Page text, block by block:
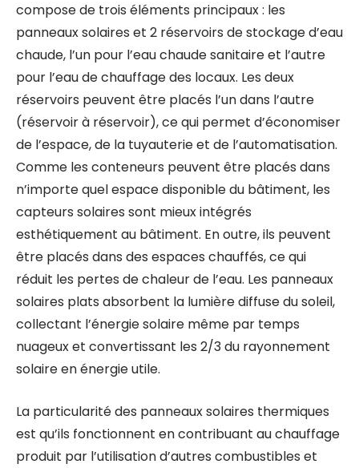
compose de trois éléments principaux : les
panneaux solaires et 2 réservoirs de stockage d’eau
chaude, l’un pour l’eau chaude sanitaire et l’autre
pour l’eau de chauffage des locaux. Les deux
réservoirs peuvent être placés l’un dans l’autre
(réservoir à réservoir), ce qui permet d’économiser
de l’espace, de la tuyauterie et de l’automatisation.
Comme les conteneurs peuvent être placés dans
n’importe quel espace disponible du bâtiment, les
capteurs solaires sont mieux intégrés
esthétiquement au bâtiment. En outre, ils peuvent
être placés dans des espaces chauffés, ce qui
réduit les pertes de chaleur de l’eau. Les panneaux
solaires plats absorbent la lumière diffuse du soleil,
collectant l’énergie solaire même par temps
nuageux et convertissant les 2/3 du rayonnement
solaire en énergie utile.
La particularité des panneaux solaires thermiques
est qu’ils fonctionnent en contribuant au chauffage
produit par l’utilisation d’autres combustibles et